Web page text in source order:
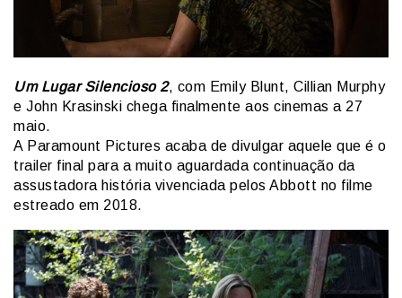
Um Lugar Silencioso 2, com Emily Blunt, Cillian Murphy
e John Krasinski chega finalmente aos cinemas a 27
maio.
A Paramount Pictures acaba de divulgar aquele que é o
trailer final para a muito aguardada continuação da
assustadora história vivenciada pelos Abbott no filme
estreado em 2018.